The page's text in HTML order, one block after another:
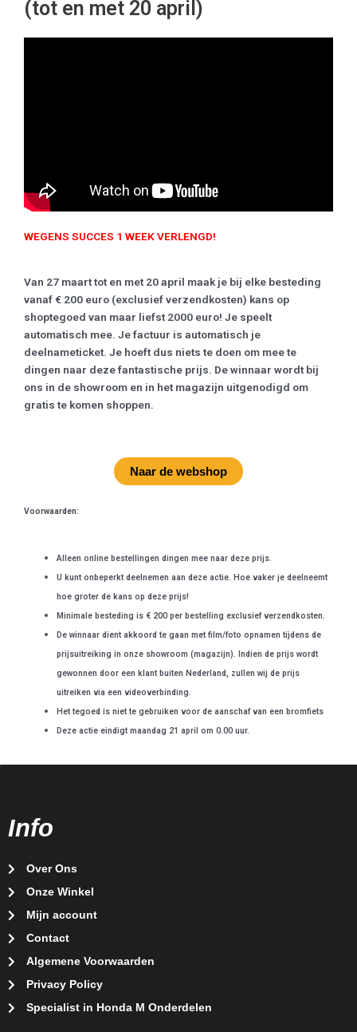
(tot en met 20 april)
WEGENS SUCCES 1 WEEK VERLENGD!
Van 27 maart tot en met 20 april maak je bij elke besteding
vanaf € 200 euro (exclusief verzendkosten) kans op
shoptegoed van maar liefst 2000 euro! Je speelt
automatisch mee. Je factuur is automatisch je
deelnameticket. Je hoeft dus niets te doen om mee te
dingen naar deze fantastische prijs. De winnaar wordt bij
ons in de showroom en in het magazijn uitgenodigd om
gratis te komen shoppen.
Naar de webshop
Voorwaarden:
Alleen online bestellingen dingen mee naar deze prijs.
U kunt onbeperkt deelnemen aan deze actie. Hoe vaker je deelneemt
hoe groter de kans op deze prijs!
Minimale besteding is € 200 per bestelling exclusief verzendkosten.
De winnaar dient akkoord te gaan met film/foto opnamen tijdens de
prijsuitreiking in onze showroom (magazijn). Indien de prijs wordt
gewonnen door een klant buiten Nederland, zullen wij de prijs
uitreiken via een videoverbinding.
Het tegoed is niet te gebruiken voor de aanschaf van een bromfiets
Deze actie eindigt maandag 21 april om 0.00 uur.
Info
Over Ons
Onze Winkel
Mijn account
Contact
Algemene Voorwaarden
Privacy Policy
Specialist in Honda M Onderdelen